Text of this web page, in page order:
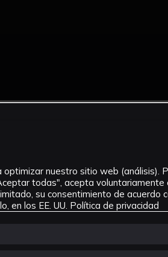
nuestro sitio web (análisis).
todas", acepta
su consentimiento de acuerdo
en los EE. UU. Política de privacidad